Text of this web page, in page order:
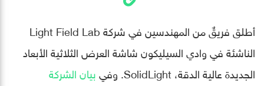
أطلق فريقٌ من المهندسين في شركة Light Field Lab
الناشئة في وادي السيليكون شاشة العرض الثلاثية الأبعاد
الجديدة عالية الدقة، SolidLight. وفي
بيان الشركة